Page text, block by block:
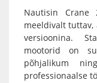
Nautisin Crane
meeldivalt tuttav,
versioonina.
mootorid on
põhjalikum
professionaalse